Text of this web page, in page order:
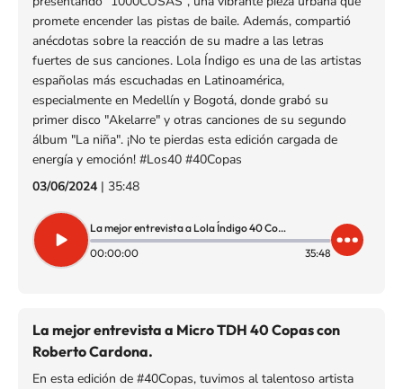
promete encender las pistas de baile. Además, compartió
anécdotas sobre la reacción de su madre a las letras
fuertes de sus canciones. Lola Índigo es una de las artistas
españolas más escuchadas en Latinoamérica,
especialmente en Medellín y Bogotá, donde grabó su
primer disco "Akelarre" y otras canciones de su segundo
álbum "La niña". ¡No te pierdas esta edición cargada de
energía y emoción! #Los40 #40Copas
03/06/2024 | 35:48
La mejor entrevista a Lola Índigo 40 Copas con Roberto Cardona
00:00:00
35:48
La mejor entrevista a Micro TDH 40 Copas con
Roberto Cardona.
En esta edición de #40Copas, tuvimos al talentoso artista